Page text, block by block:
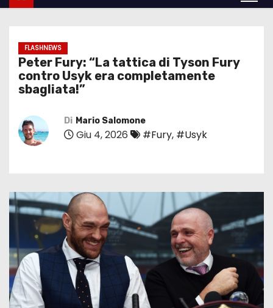
FLASHNEWS
Peter Fury: “La tattica di Tyson Fury
contro Usyk era completamente
sbagliata!”
Di Mario Salomone
Giu 4, 2026 #Fury, #Usyk